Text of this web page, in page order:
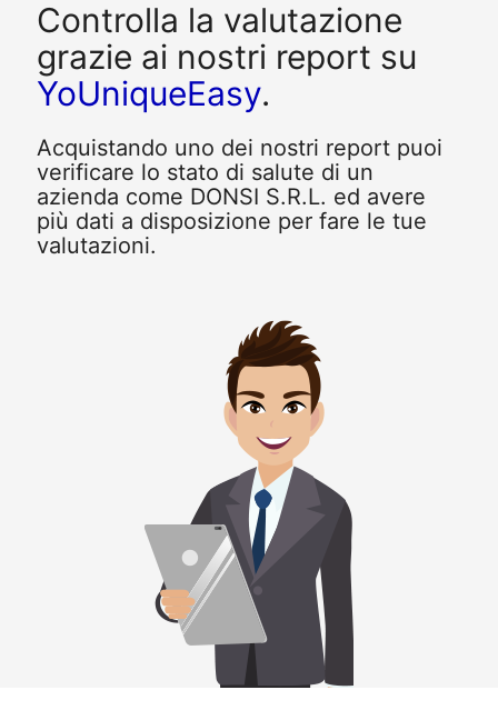
Controlla la valutazione
grazie ai nostri report su
YoUniqueEasy.
Acquistando uno dei nostri report puoi
verificare lo stato di salute di un
azienda come DONSI S.R.L. ed avere
più dati a disposizione per fare le tue
valutazioni.